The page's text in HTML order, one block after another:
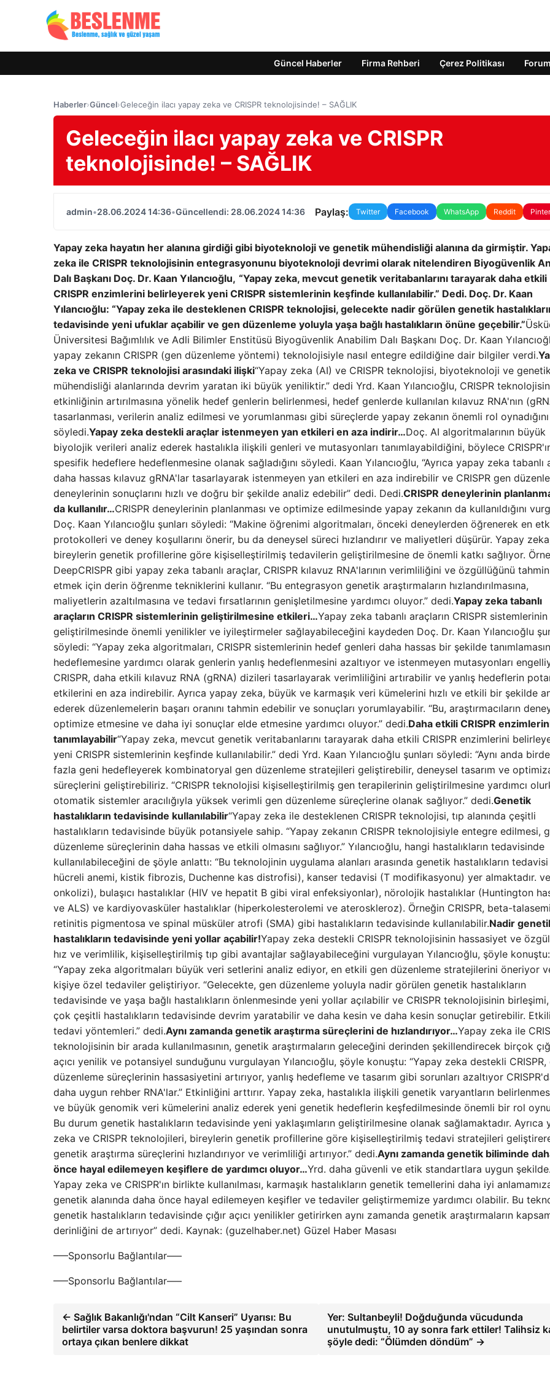
Güncel Haberler Firma Rehberi Çerez Politikası Forum
Haberler›Güncel›Geleceğin ilacı yapay zeka ve CRISPR teknolojisinde! – SAĞLIK
Geleceğin ilacı yapay zeka ve CRISPR
teknolojisinde! – SAĞLIK
admin•28.06.2024 14:36•Güncellendi: 28.06.2024 14:36 Paylaş: Twitter Facebook WhatsApp Reddit
Yapay zeka hayatın her alanına girdiği gibi biyoteknoloji ve genetik mühendisliği alanına da girmiştir.
zeka ile CRISPR teknolojisinin entegrasyonunu biyoteknoloji devrimi olarak nitelendiren Biyogüvenlik
Dalı Başkanı Doç. Dr. Kaan Yılancıoğlu, “Yapay zeka, mevcut genetik veritabanlarını tarayarak daha etkili
CRISPR enzimlerini belirleyerek yeni CRISPR sistemlerinin keşfinde kullanılabilir.” Dedi. Doç. Dr. Kaan
Yılancıoğlu: “Yapay zeka ile desteklenen CRISPR teknolojisi, gelecekte nadir görülen genetik
tedavisinde yeni ufuklar açabilir ve gen düzenleme yoluyla yaşa bağlı hastalıkların önüne geçebilir.”
Üniversitesi Bağımlılık ve Adli Bilimler Enstitüsü Biyogüvenlik Anabilim Dalı Başkanı Doç. Dr. Kaan
yapay zekanın CRISPR (gen düzenleme yöntemi) teknolojisiyle nasıl entegre edildiğine dair bilgiler verdi.
zeka ve CRISPR teknolojisi arasındaki ilişki“Yapay zeka (AI) ve CRISPR teknolojisi, biyoteknoloji ve
mühendisliği alanlarında devrim yaratan iki büyük yeniliktir.” dedi Yrd. Kaan Yılancıoğlu, CRISPR
etkinliğinin artırılmasına yönelik hedef genlerin belirlenmesi, hedef genlerde kullanılan kılavuz RNA'nın
tasarlanması, verilerin analiz edilmesi ve yorumlanması gibi süreçlerde yapay zekanın önemli rol oynadığını
söyledi.Yapay zeka destekli araçlar istenmeyen yan etkileri en aza indirir…Doç. AI algoritmalarının büyük
biyolojik verileri analiz ederek hastalıkla ilişkili genleri ve mutasyonları tanımlayabildiğini, böylece
spesifik hedeflere hedeflenmesine olanak sağladığını söyledi. Kaan Yılancıoğlu, “Ayrıca yapay zeka tabanlı
daha hassas kılavuz gRNA'lar tasarlayarak istenmeyen yan etkileri en aza indirebilir ve CRISPR gen
deneylerinin sonuçlarını hızlı ve doğru bir şekilde analiz edebilir” dedi. Dedi.CRISPR deneylerinin
da kullanılır…CRISPR deneylerinin planlanması ve optimize edilmesinde yapay zekanın da kullanıldığını
Doç. Kaan Yılancıoğlu şunları söyledi: “Makine öğrenimi algoritmaları, önceki deneylerden öğrenerek en
protokolleri ve deney koşullarını önerir, bu da deneysel süreci hızlandırır ve maliyetleri düşürür. Yapay
bireylerin genetik profillerine göre kişiselleştirilmiş tedavilerin geliştirilmesine de önemli katkı sağlıyor.
DeepCRISPR gibi yapay zeka tabanlı araçlar, CRISPR kılavuz RNA'larının verimliliğini ve özgüllüğünü tahmin
etmek için derin öğrenme tekniklerini kullanır. “Bu entegrasyon genetik araştırmaların hızlandırılmasına,
maliyetlerin azaltılmasına ve tedavi fırsatlarının genişletilmesine yardımcı oluyor.” dedi.Yapay zeka tabanlı
araçların CRISPR sistemlerinin geliştirilmesine etkileri…Yapay zeka tabanlı araçların CRISPR sistemlerinin
geliştirilmesinde önemli yenilikler ve iyileştirmeler sağlayabileceğini kaydeden Doç. Dr. Kaan Yılancıoğlu
söyledi: “Yapay zeka algoritmaları, CRISPR sistemlerinin hedef genleri daha hassas bir şekilde
hedeflemesine yardımcı olarak genlerin yanlış hedeflenmesini azaltıyor ve istenmeyen mutasyonları
CRISPR, daha etkili kılavuz RNA (gRNA) dizileri tasarlayarak verimliliğini artırabilir ve yanlış hedeflerin
etkilerini en aza indirebilir. Ayrıca yapay zeka, büyük ve karmaşık veri kümelerini hızlı ve etkili bir şekilde
ederek düzenlemelerin başarı oranını tahmin edebilir ve sonuçları yorumlayabilir. “Bu, araştırmacıların
optimize etmesine ve daha iyi sonuçlar elde etmesine yardımcı oluyor.” dedi.Daha etkili CRISPR
tanımlayabilir“Yapay zeka, mevcut genetik veritabanlarını tarayarak daha etkili CRISPR enzimlerini
yeni CRISPR sistemlerinin keşfinde kullanılabilir.” dedi Yrd. Kaan Yılancıoğlu şunları söyledi: “Aynı anda
fazla geni hedefleyerek kombinatoryal gen düzenleme stratejileri geliştirebilir, deneysel tasarım ve
süreçlerini geliştirebiliriz. “CRISPR teknolojisi kişiselleştirilmiş gen terapilerinin geliştirilmesine yardımcı
otomatik sistemler aracılığıyla yüksek verimli gen düzenleme süreçlerine olanak sağlıyor.” dedi.Genetik
hastalıkların tedavisinde kullanılabilir“Yapay zeka ile desteklenen CRISPR teknolojisi, tıp alanında çeşitli
hastalıkların tedavisinde büyük potansiyele sahip. “Yapay zekanın CRISPR teknolojisiyle entegre edilmesi,
düzenleme süreçlerinin daha hassas ve etkili olmasını sağlıyor.” Yılancıoğlu, hangi hastalıkların tedavisinde
kullanılabileceğini de şöyle anlattı: “Bu teknolojinin uygulama alanları arasında genetik hastalıkların
hücreli anemi, kistik fibrozis, Duchenne kas distrofisi), kanser tedavisi (T modifikasyonu) yer almaktadır.
onkolizi), bulaşıcı hastalıklar (HIV ve hepatit B gibi viral enfeksiyonlar), nörolojik hastalıklar (Huntington
ve ALS) ve kardiyovasküler hastalıklar (hiperkolesterolemi ve ateroskleroz). Örneğin CRISPR, beta-
retinitis pigmentosa ve spinal müsküler atrofi (SMA) gibi hastalıkların tedavisinde kullanılabilir.Nadir
hastalıkların tedavisinde yeni yollar açabilir!Yapay zeka destekli CRISPR teknolojisinin hassasiyet ve
hız ve verimlilik, kişiselleştirilmiş tıp gibi avantajlar sağlayabileceğini vurgulayan Yılancıoğlu, şöyle konuştu:
“Yapay zeka algoritmaları büyük veri setlerini analiz ediyor, en etkili gen düzenleme stratejilerini öneriyor
kişiye özel tedaviler geliştiriyor. “Gelecekte, gen düzenleme yoluyla nadir görülen genetik hastalıkların
tedavisinde ve yaşa bağlı hastalıkların önlenmesinde yeni yollar açılabilir ve CRISPR teknolojisinin birleşimi,
çok çeşitli hastalıkların tedavisinde devrim yaratabilir ve daha kesin ve daha kesin sonuçlar getirebilir. Etkili
tedavi yöntemleri.” dedi.Aynı zamanda genetik araştırma süreçlerini de hızlandırıyor…Yapay zeka ile
teknolojisinin bir arada kullanılmasının, genetik araştırmaların geleceğini derinden şekillendirecek birçok
açıcı yenilik ve potansiyel sunduğunu vurgulayan Yılancıoğlu, şöyle konuştu: “Yapay zeka destekli CRISPR,
düzenleme süreçlerinin hassasiyetini artırıyor, yanlış hedefleme ve tasarım gibi sorunları azaltıyor
daha uygun rehber RNA'lar.” Etkinliğini arttırır. Yapay zeka, hastalıkla ilişkili genetik varyantların
ve büyük genomik veri kümelerini analiz ederek yeni genetik hedeflerin keşfedilmesinde önemli bir rol
Bu durum genetik hastalıkların tedavisinde yeni yaklaşımların geliştirilmesine olanak sağlamaktadır. Ayrıca
zeka ve CRISPR teknolojileri, bireylerin genetik profillerine göre kişiselleştirilmiş tedavi stratejileri
genetik araştırma süreçlerini hızlandırıyor ve verimliliği artırıyor.” dedi.Aynı zamanda genetik biliminde
önce hayal edilemeyen keşiflere de yardımcı oluyor…Yrd. daha güvenli ve etik standartlara uygun şekilde.
Yapay zeka ve CRISPR'ın birlikte kullanılması, karmaşık hastalıkların genetik temellerini daha iyi
genetik alanında daha önce hayal edilemeyen keşifler ve tedaviler geliştirmemize yardımcı olabilir. Bu
genetik hastalıkların tedavisinde çığır açıcı yenilikler getirirken aynı zamanda genetik araştırmaların
derinliğini de artırıyor” dedi. Kaynak: (guzelhaber.net) Güzel Haber Masası
—–Sponsorlu Bağlantılar—–
—–Sponsorlu Bağlantılar—–
← Sağlık Bakanlığı'ndan “Cilt Kanseri” Uyarısı: Bu
belirtiler varsa doktora başvurun! 25 yaşından sonra
ortaya çıkan benlere dikkat
Yer: Sultanbeyli! Doğduğunda vücudunda
unutulmuştu, 10 ay sonra fark ettiler! Talihsiz
şöyle dedi: “Ölümden döndüm” →